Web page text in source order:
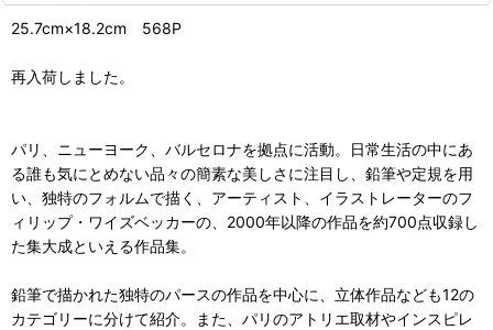
25.7cm×18.2cm 568P
再入荷しました。
パリ、ニューヨーク、バルセロナを拠点に活動。日常生活の中にあ
る誰も気にとめない品々の簡素な美しさに注目し、鉛筆や定規を用
い、独特のフォルムで描く、アーティスト、イラストレーターのフ
ィリップ・ワイズベッカーの、2000年以降の作品を約700点収録し
た集大成といえる作品集。
鉛筆で描かれた独特のパースの作品を中心に、立体作品なども12の
カテゴリーに分けて紹介。また、パリのアトリエ取材やインスピレ